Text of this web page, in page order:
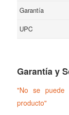
Garantía
UPC
Garantía y
"No se puede
producto"